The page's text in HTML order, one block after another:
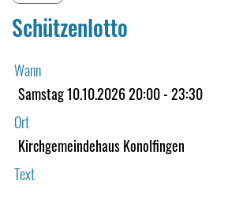
Schützenlotto
Wann
Samstag 10.10.2026 20:00 - 23:30
Ort
Kirchgemeindehaus Konolfingen
Text